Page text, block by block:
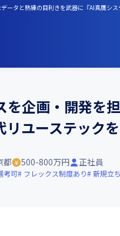
タと熟練の目利きを武器に『AI真贋シ
企画・開発を
ユーステック
都 500-800万円 正社員
考可 フレックス制度あり 新規立